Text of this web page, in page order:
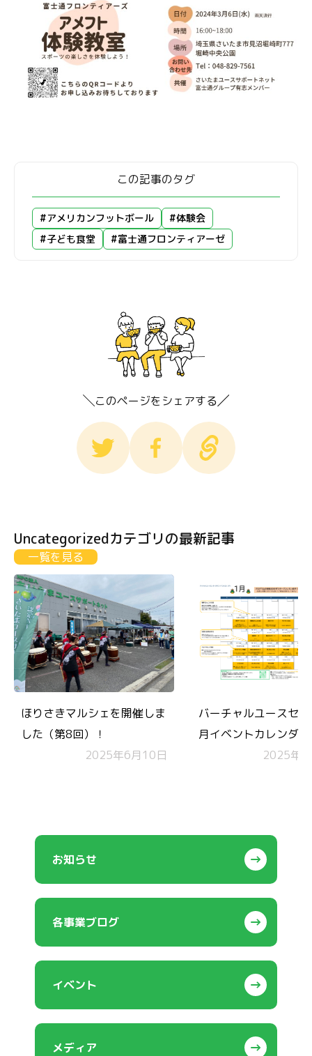
この記事のタグ
#アメリカンフットボール
#体験会
#子ども食堂
#富士通フロンティアーゼ
このページをシェアする
Uncategorizedカテゴリの最新記事
一覧を見る
ほりさきマルシェを開催しま
した（第8回）！
2025年6月10日
バーチャルユースセ
月イベントカレンダー
2025年1
お知らせ
各事業ブログ
イベント
メディア